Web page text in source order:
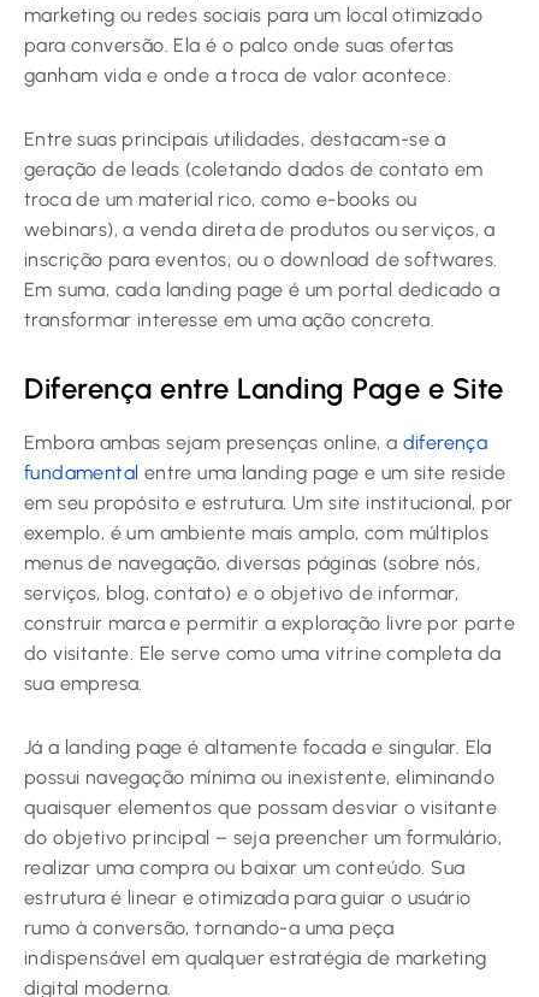
marketing ou redes sociais para um local otimizado
para conversão. Ela é o palco onde suas ofertas
ganham vida e onde a troca de valor acontece.
Entre suas principais utilidades, destacam-se a
geração de leads (coletando dados de contato em
troca de um material rico, como e-books ou
webinars), a venda direta de produtos ou serviços, a
inscrição para eventos, ou o download de softwares.
Em suma, cada landing page é um portal dedicado a
transformar interesse em uma ação concreta.
Diferença entre Landing Page e Site
Embora ambas sejam presenças online, a diferença
fundamental entre uma landing page e um site reside
em seu propósito e estrutura. Um site institucional, por
exemplo, é um ambiente mais amplo, com múltiplos
menus de navegação, diversas páginas (sobre nós,
serviços, blog, contato) e o objetivo de informar,
construir marca e permitir a exploração livre por parte
do visitante. Ele serve como uma vitrine completa da
sua empresa.
Já a landing page é altamente focada e singular. Ela
possui navegação mínima ou inexistente, eliminando
quaisquer elementos que possam desviar o visitante
do objetivo principal – seja preencher um formulário,
realizar uma compra ou baixar um conteúdo. Sua
estrutura é linear e otimizada para guiar o usuário
rumo à conversão, tornando-a uma peça
indispensável em qualquer estratégia de marketing
digital moderna.